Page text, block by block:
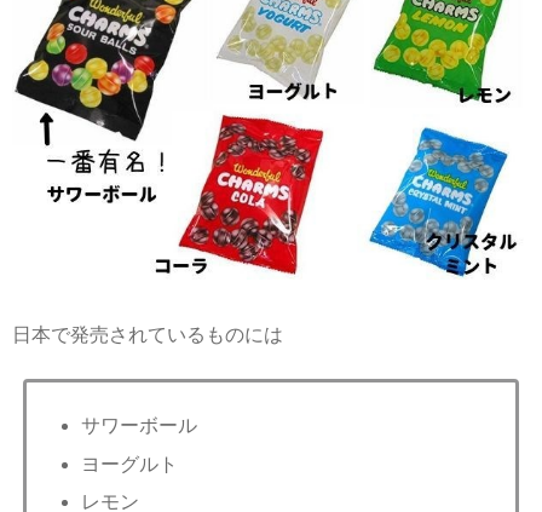
日本で発売されているものには
サワーボール
ヨーグルト
レモン